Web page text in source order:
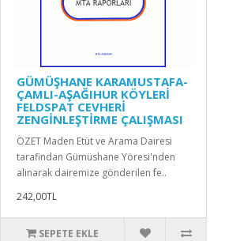
GÜMÜŞHANE KARAMUSTAFA-
ÇAMLI-AŞAĞIHUR KÖYLERİ
FELDSPAT CEVHERİ
ZENGİNLEŞTİRME ÇALIŞMASI
ÖZET Maden Etüt ve Arama Dairesi
tarafindan Gümüshane Yöresi'nden
alinarak dairemize gönderilen fe..
242,00TL
SEPETE EKLE